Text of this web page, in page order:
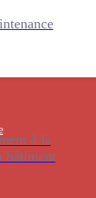
à la
bâtiment